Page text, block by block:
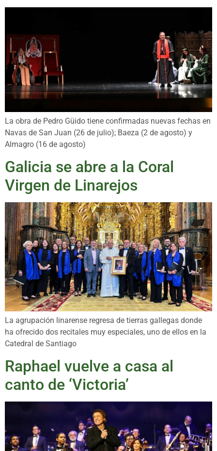
La obra de Pedro Güido tiene confirmadas nuevas fechas en
Navas de San Juan (26 de julio); Baeza (2 de agosto) y
Almagro (16 de agosto)
Galicia se abre a la Coral
Virgen de Linarejos
La agrupación linarense regresa de tierras gallegas donde
ha ofrecido dos recitales muy especiales, uno de ellos en la
Catedral de Santiago
Raphael vuelve a casa al
canto de ‘Victoria’